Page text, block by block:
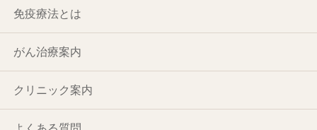
免疫療法とは
がん治療案内
クリニック案内